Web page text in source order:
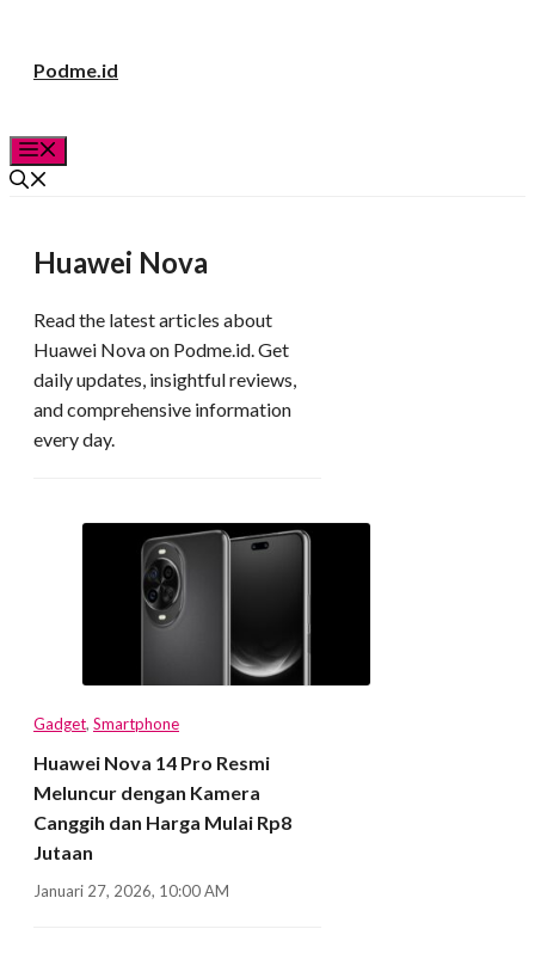
Podme.id
Huawei Nova
Read the latest articles about
Huawei Nova on Podme.id. Get
daily updates, insightful reviews,
and comprehensive information
every day.
Gadget, Smartphone
Huawei Nova 14 Pro Resmi
Meluncur dengan Kamera
Canggih dan Harga Mulai Rp8
Jutaan
Januari 27, 2026, 10:00 AM